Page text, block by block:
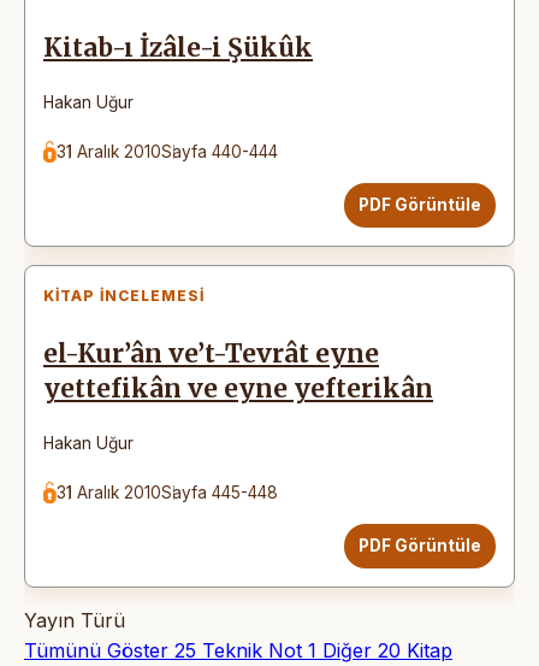
Kitab-ı İzâle-i Şükûk
Hakan Uğur
31 Aralık 2010Sayfa 440-444
PDF Görüntüle
KITAP İNCELEMESI
el-Kur’ân ve’t-Tevrât eyne
yettefikân ve eyne yefterikân
Hakan Uğur
31 Aralık 2010Sayfa 445-448
PDF Görüntüle
Yayın Türü
Tümünü Göster 25 Teknik Not 1 Diğer 20 Kitap